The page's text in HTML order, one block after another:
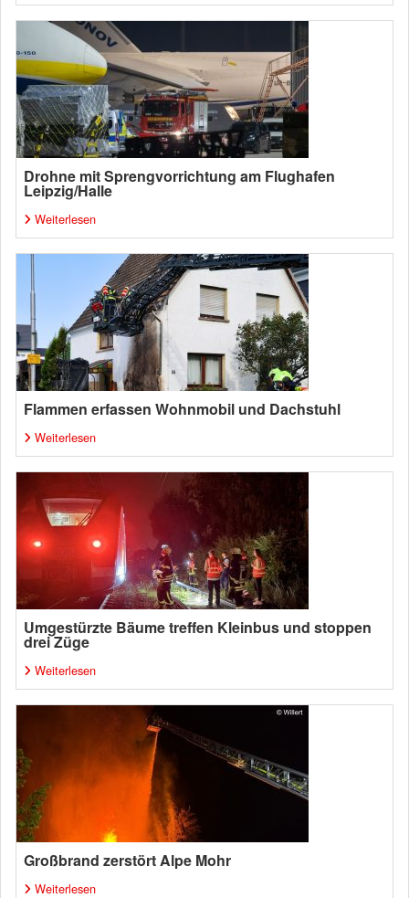
Drohne mit Sprengvorrichtung am Flughafen
Leipzig/Halle
Weiterlesen
Flammen erfassen Wohnmobil und Dachstuhl
Weiterlesen
Umgestürzte Bäume treffen Kleinbus und stoppen
drei Züge
Weiterlesen
Großbrand zerstört Alpe Mohr
Weiterlesen